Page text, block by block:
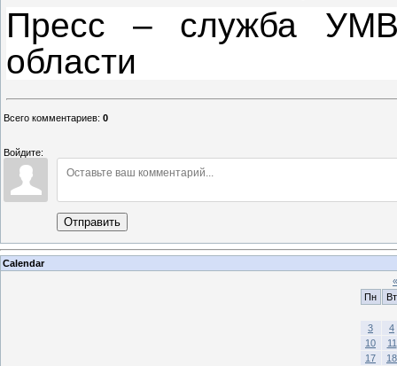
Пресс – служба
области
Всего комментариев: 0
Войдите:
Отправить
Calendar
«
Пн
Вт
3
4
10
11
17
18